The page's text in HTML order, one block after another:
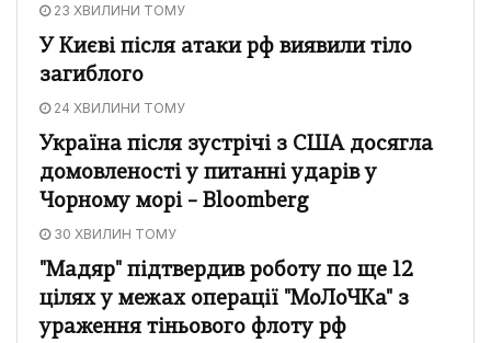
23 ХВИЛИНИ ТОМУ
У Києві після атаки рф виявили тіло
загиблого
24 ХВИЛИНИ ТОМУ
Україна після зустрічі з США досягла
домовленості у питанні ударів у
Чорному морі – Bloomberg
30 ХВИЛИН ТОМУ
"Мадяр" підтвердив роботу по ще 12
цілях у межах операції "МоЛоЧКа" з
ураження тіньового флоту рф